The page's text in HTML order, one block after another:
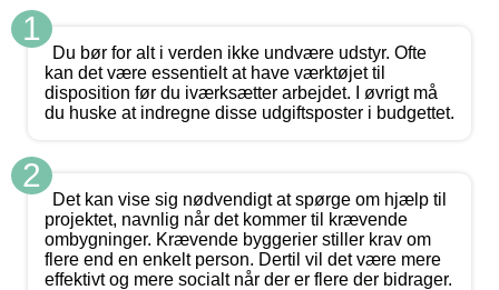
1
Du bør for alt i verden ikke undvære udstyr. Ofte
kan det være essentielt at have værktøjet til
disposition før du iværksætter arbejdet. I øvrigt må
du huske at indregne disse udgiftsposter i budgettet.
2
Det kan vise sig nødvendigt at spørge om hjælp til
projektet, navnlig når det kommer til krævende
ombygninger. Krævende byggerier stiller krav om
flere end en enkelt person. Dertil vil det være mere
effektivt og mere socialt når der er flere der bidrager.